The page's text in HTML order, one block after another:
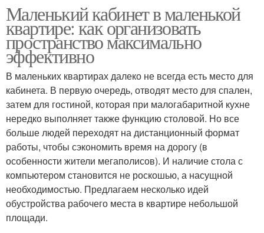
Атмосфера в
маленьком кабинете
Мебель для маленького
кабинета
Мебели для маленьких
Многофункциональная
мебель
Кабинет для создания Решения для мебели
Маленький кабинет в маленькой
квартире: как организовать
пространство максимально
эффективно
В маленьких квартирах далеко не всегда есть место для
кабинета. В первую очередь, отводят место для спален,
затем для гостиной, которая при малогабаритной кухне
нередко выполняет также функцию столовой. Но все
больше людей переходят на дистанционный формат
работы, чтобы сэкономить время на дорогу (в
особенности жители мегаполисов). И наличие стола с
компьютером становится не роскошью, а насущной
необходимостью. Предлагаем несколько идей
обустройства рабочего места в квартире небольшой
площади.